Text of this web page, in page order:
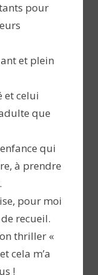
pour
et plein
et celui
que
qui
à prendre
pour moi
recueil.
thriller «
cela m’a
!